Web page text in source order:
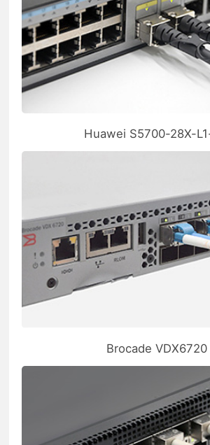
Huawei S5700-28X-
Brocade VDX6720